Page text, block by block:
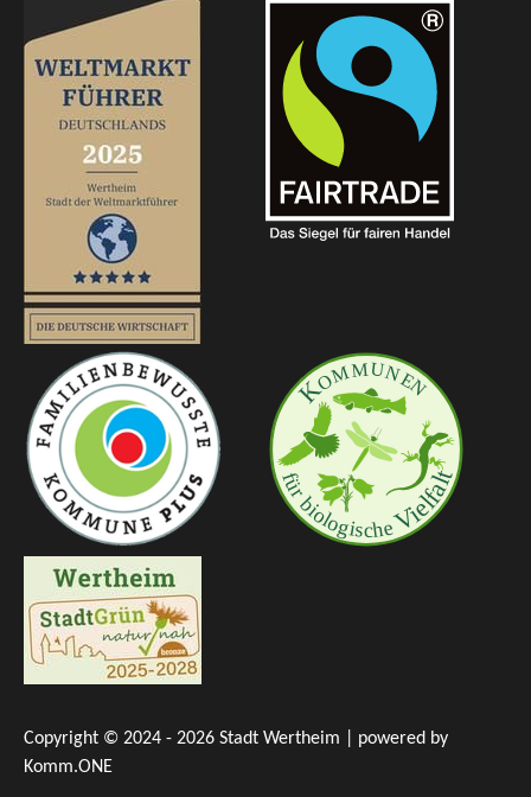
Copyright © 2024 - 2026 Stadt Wertheim | powered by
Komm.ONE